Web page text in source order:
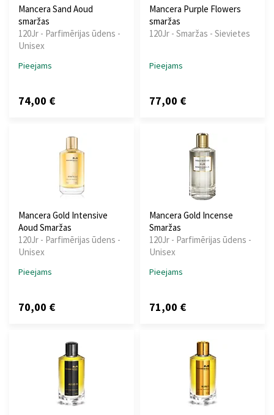
Mancera Sand Aoud
smaržas
120Jr - Parfimērijas ūdens -
Unisex
Pieejams
74,00 €
Mancera Purple Flowers
smaržas
120Jr - Smaržas - Sievietes
Pieejams
77,00 €
Mancera Gold Intensive
Aoud Smaržas
120Jr - Parfimērijas ūdens -
Unisex
Pieejams
70,00 €
Mancera Gold Incense
Smaržas
120Jr - Parfimērijas ūdens -
Unisex
Pieejams
71,00 €